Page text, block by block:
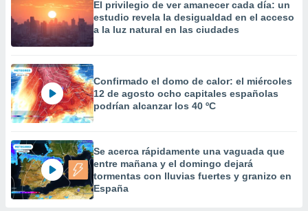
mediante
publicidad
publicidad
de
1199
El privilegio de ver amanecer cada día: un
estudio revela la desigualdad en el acceso
a la luz natural en las ciudades
Confirmado el domo de calor: el miércoles
12 de agosto ocho capitales españolas
podrían alcanzar los 40 ºC
Se acerca rápidamente una vaguada que
entre mañana y el domingo dejará
tormentas con lluvias fuertes y granizo en
España